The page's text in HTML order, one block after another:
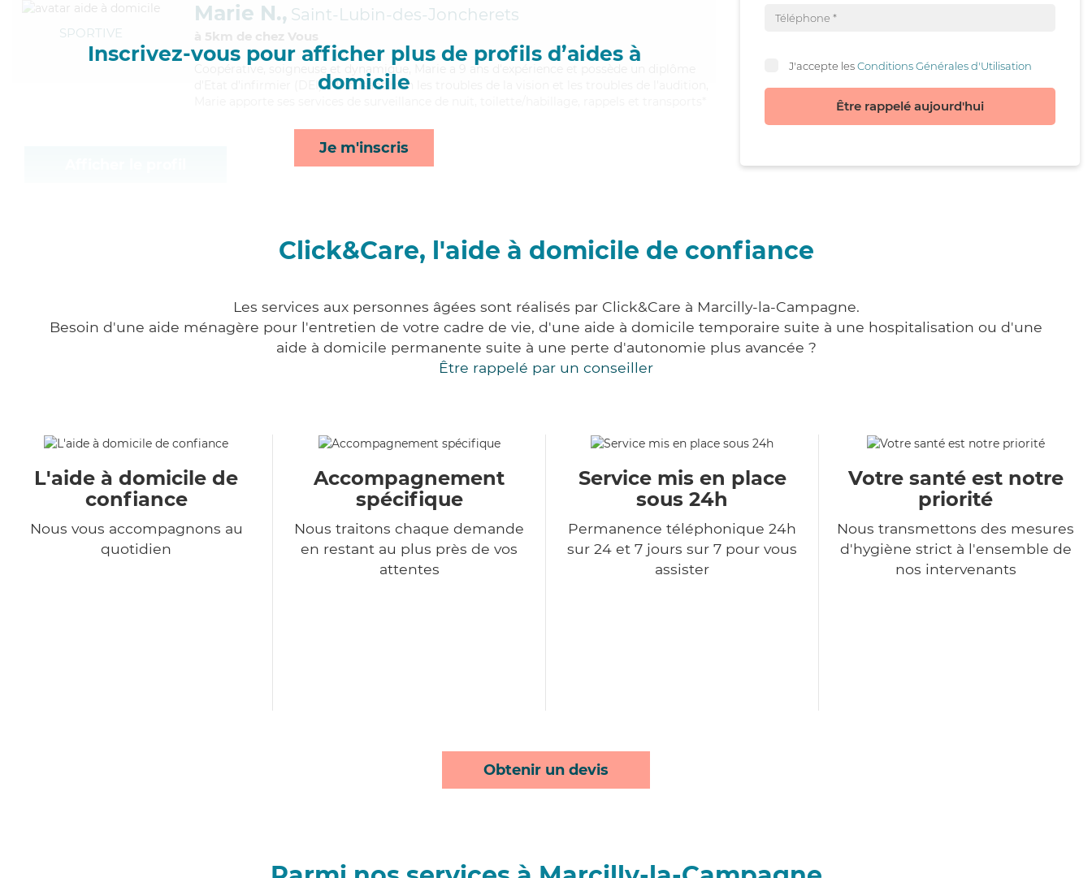
Inscrivez-vous pour afficher plus de profils d’aides à
domicile
Je m'inscris
SPORTIVE
Marie N., Saint-Lubin-des-Joncherets
à 5km de chez Vous
Coopérative
, soigneuse et dynamique, Marie a 9 ans d'expérience et possède un diplôme
d'Etat d'infirmier (DEI). Maitrisant bien les troubles de la vision et les troubles de l'audition,
J'accepte lesConditions Générales d'Utilisation
Être rappelé aujourd'hui
Click&Care, l'aide à domicile de confiance
Les services aux personnes âgées sont réalisés par Click&Care à Marcilly-la-Campagne.
Besoin d'une aide ménagère pour l'entretien de votre cadre de vie, d'une aide à domicile temporaire suite à une hospitalisation ou d'une
aide à domicile permanente suite à une perte d'autonomie plus avancée ?
Être rappelé par un conseiller
L'aide à domicile de
confiance
Nous vous accompagnons au
quotidien
Accompagnement
spécifique
Nous traitons chaque demande
en restant au plus près de vos
attentes
Service mis en place
sous 24h
Permanence téléphonique 24h
sur 24 et 7 jours sur 7 pour vous
assister
Votre santé est notre
priorité
Nous transmettons des mesures
d'hygiène strict à l'ensemble de
nos intervenants
Obtenir un devis